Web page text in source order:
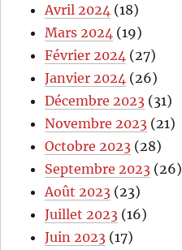
Avril 2024 (18)
Mars 2024 (19)
Février 2024 (27)
Janvier 2024 (26)
Décembre 2023 (31)
Novembre 2023 (21)
Octobre 2023 (28)
Septembre 2023 (26)
Août 2023 (23)
Juillet 2023 (16)
Juin 2023 (17)